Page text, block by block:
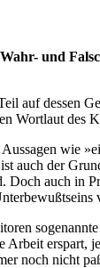
und
auf dessen
Wortlaut des
wie
auch der
auch in
erspart,
noch nicht